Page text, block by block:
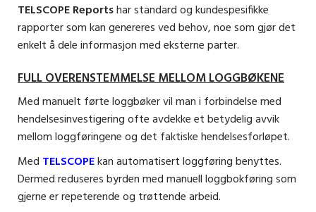
TELSCOPE Reportshar standard og kundespesifikke
rapporter som kan genereres ved behov, noe som gjør det
enkelt å dele informasjon med eksterne parter.
FULL OVERENSTEMMELSE MELLOM LOGGBØKENE
Med manuelt førte loggbøker vil man i forbindelse med
hendelsesinvestigering ofte avdekke et betydelig avvik
mellom loggføringene og det faktiske hendelsesforløpet.
Med TELSCOPEkan automatisert loggføring benyttes.
Dermed reduseres byrden med manuell loggbokføring som
gjerne er repeterende og trøttende arbeid.